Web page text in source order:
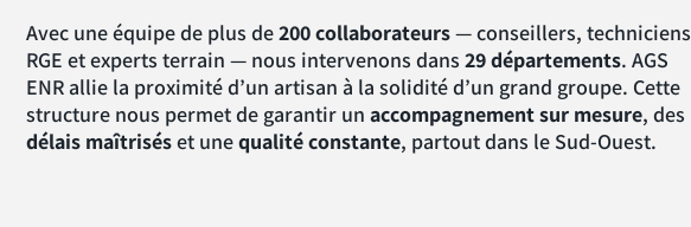
Avec une équipe de plus de200 collaborateurs— conseillers, techniciens
RGE et experts terrain — nous intervenons dans 29 départements. AGS
ENR allie la proximité d’un artisan à la solidité d’un grand groupe. Cette
structure nous permet de garantir un accompagnement sur mesure, des
délais maîtriséset unequalité constante, partout dans le Sud-Ouest.